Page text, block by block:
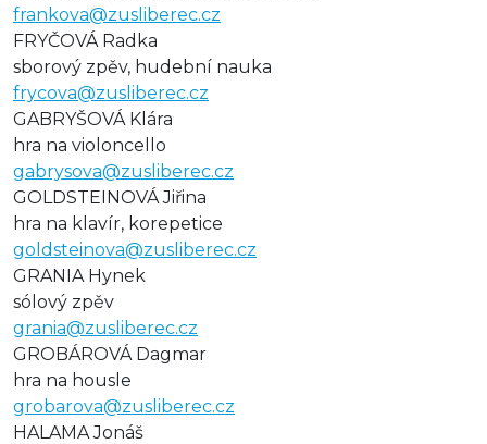
frankova@zusliberec.cz
FRYČOVÁ Radka
sborový zpěv, hudební nauka
frycova@zusliberec.cz
GABRYŠOVÁ Klára
hra na violoncello
gabrysova@zusliberec.cz
GOLDSTEINOVÁ Jiřina
hra na klavír, korepetice
goldsteinova@zusliberec.cz
GRANIA Hynek
sólový zpěv
grania@zusliberec.cz
GROBÁROVÁ Dagmar
hra na housle
grobarova@zusliberec.cz
HALAMA Jonáš